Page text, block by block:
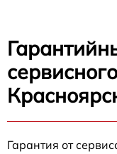
Гарантия от